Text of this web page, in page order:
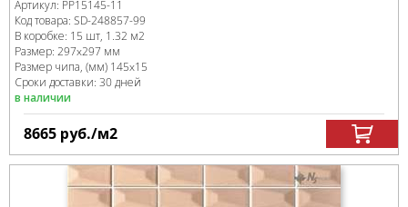
Артикул: PP15145-11
Код товара: SD-248857-99
В коробке: 15 шт, 1.32 м2
Размер: 297x297 мм
Размер чипа, (мм) 145x15
Сроки доставки: 30 дней
в наличии
8665 руб./м2